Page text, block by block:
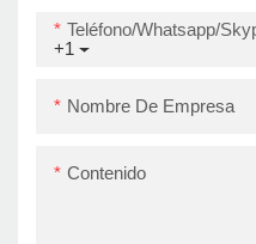
+1
Teléfono/whatsapp/
Nombre De Empresa
Contenido